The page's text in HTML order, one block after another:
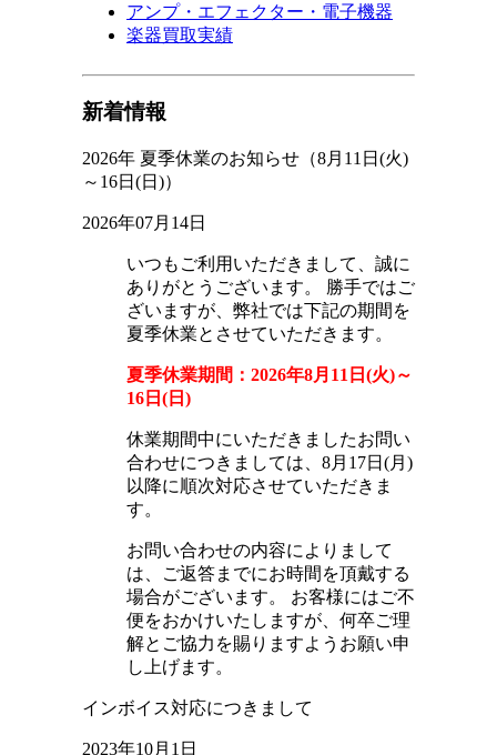
アンプ・エフェクター・電子機器
楽器買取実績
新着情報
2026年 夏季休業のお知らせ（8月11日(火)
～16日(日)）
2026年07月14日
いつもご利用いただきまして、誠に
ありがとうございます。 勝手ではご
ざいますが、弊社では下記の期間を
夏季休業とさせていただきます。
夏季休業期間：2026年8月11日(火)～
16日(日)
休業期間中にいただきましたお問い
合わせにつきましては、8月17日(月)
以降に順次対応させていただきま
す。
お問い合わせの内容によりまして
は、ご返答までにお時間を頂戴する
場合がございます。 お客様にはご不
便をおかけいたしますが、何卒ご理
解とご協力を賜りますようお願い申
し上げます。
インボイス対応につきまして
2023年10月1日